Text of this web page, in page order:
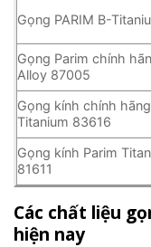
Gọng PARIM B-
Gọng Parim chính
Alloy 87005
Gọng kính chính
Titanium 83616
Gọng kính Parim
81611
Các chất liệu
hiện nay